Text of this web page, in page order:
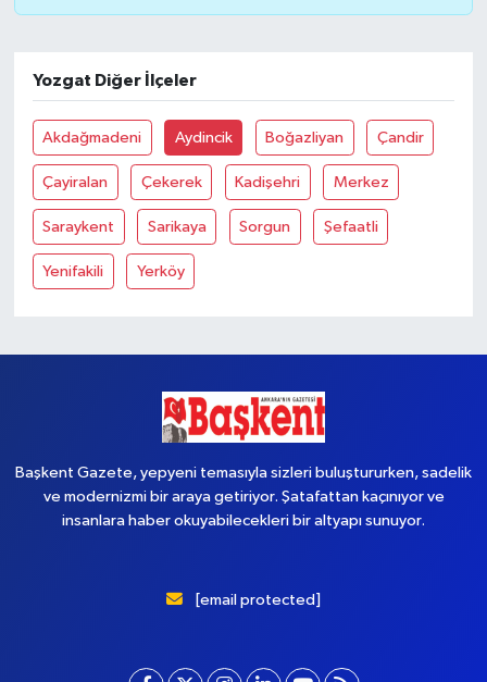
Yozgat Diğer İlçeler
Akdağmadeni Aydincik Boğazliyan Çandir
Çayiralan Çekerek Kadişehri Merkez
Saraykent Sarikaya Sorgun Şefaatli
Yenifakili Yerköy
Başkent Gazete, yepyeni temasıyla sizleri buluştururken, sadelik
ve modernizmi bir araya getiriyor. Şatafattan kaçınıyor ve
insanlara haber okuyabilecekleri bir altyapı sunuyor.
[email protected]